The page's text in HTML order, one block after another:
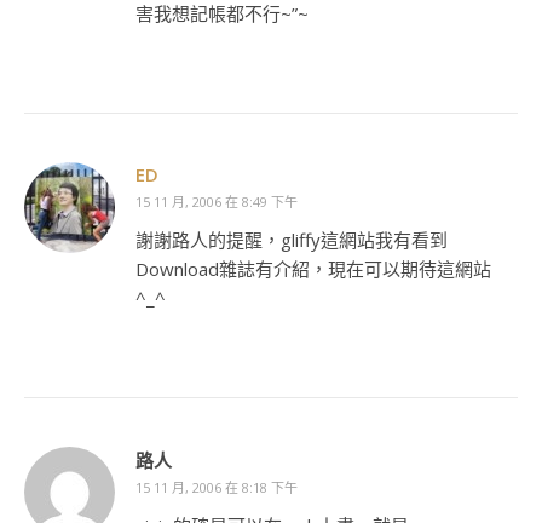
害我想記帳都不行~”~
ED
15 11 月, 2006 在 8:49 下午
謝謝路人的提醒，gliffy這網站我有看到
Download雜誌有介紹，現在可以期待這網站
^_^
路人
15 11 月, 2006 在 8:18 下午